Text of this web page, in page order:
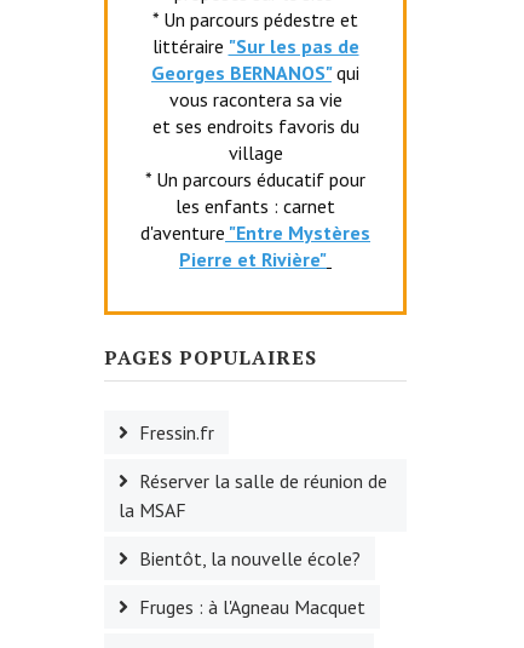
* Un parcours pédestre et
littéraire "Sur les pas de
Georges BERNANOS" qui
vous racontera sa vie
et ses endroits favoris du
village
* Un parcours éducatif pour
les enfants : carnet
d'aventure "Entre Mystères
Pierre et Rivière"
PAGES POPULAIRES
Fressin.fr
Réserver la salle de réunion de
la MSAF
Bientôt, la nouvelle école?
Fruges : à l'Agneau Macquet